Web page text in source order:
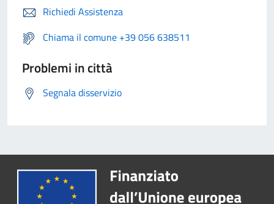
Richiedi Assistenza
Chiama il comune +39 056 638511
Problemi in città
Segnala disservizio